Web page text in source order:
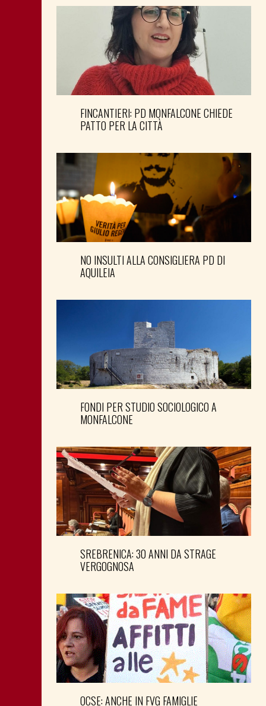
FINCANTIERI: PD MONFALCONE CHIEDE
PATTO PER LA CITTÀ
NO INSULTI ALLA CONSIGLIERA PD DI
AQUILEIA
FONDI PER STUDIO SOCIOLOGICO A
MONFALCONE
SREBRENICA: 30 ANNI DA STRAGE
VERGOGNOSA
OCSE: ANCHE IN FVG FAMIGLIE